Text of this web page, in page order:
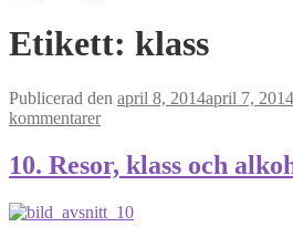
Etikett: klass
Publicerad den april 8, 2014april 7, 2014
kommentarer
10. Resor, klass och